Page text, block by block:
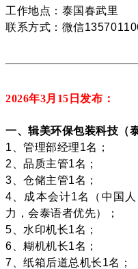
工作地点： 泰国春武里
联系方式：微信
2026年3月15 日发布：
一、辑美环保包装科技（
1、管理部经理1名；
2、品质主管1名；
3、仓储主管1名；
4、成本会计1名（中国
力，会泰语者优先）；
5、水印机长1名；
6、糊机机长1名；
7、纸箱后道总机长1名；